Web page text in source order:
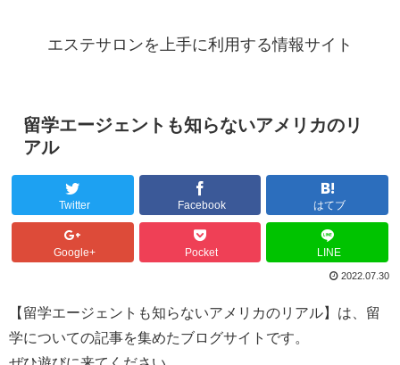
エステサロンを上手に利用する情報サイト
留学エージェントも知らないアメリカのリ
アル
Twitter Facebook はてブ
Google+ Pocket LINE
2022.07.30
【留学エージェントも知らないアメリカのリアル】は、留
学についての記事を集めたブログサイトです。